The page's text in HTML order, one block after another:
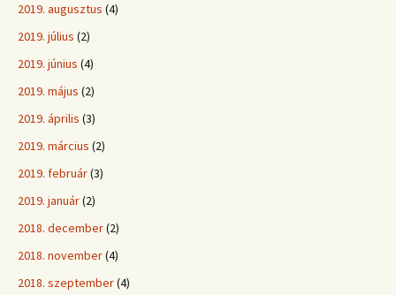
2019. augusztus (4)
2019. július (2)
2019. június (4)
2019. május (2)
2019. április (3)
2019. március (2)
2019. február(3)
2019. január(2)
2018. december(2)
2018. november(4)
2018. szeptember(4)